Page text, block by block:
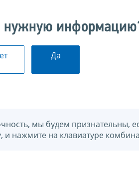
Да
мы будем признательны,
нажмите на клавиатуре